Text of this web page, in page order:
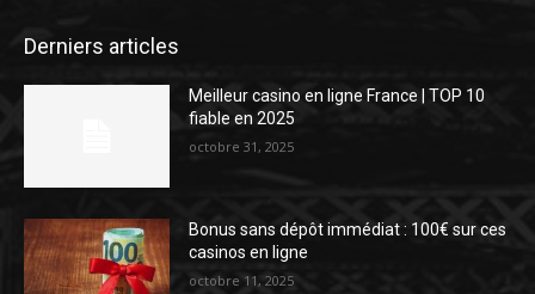
Derniers articles
Meilleur casino en ligne France | TOP 10
fiable en 2025
octobre 31, 2025
Bonus sans dépôt immédiat : 100€ sur ces
casinos en ligne
octobre 11, 2025